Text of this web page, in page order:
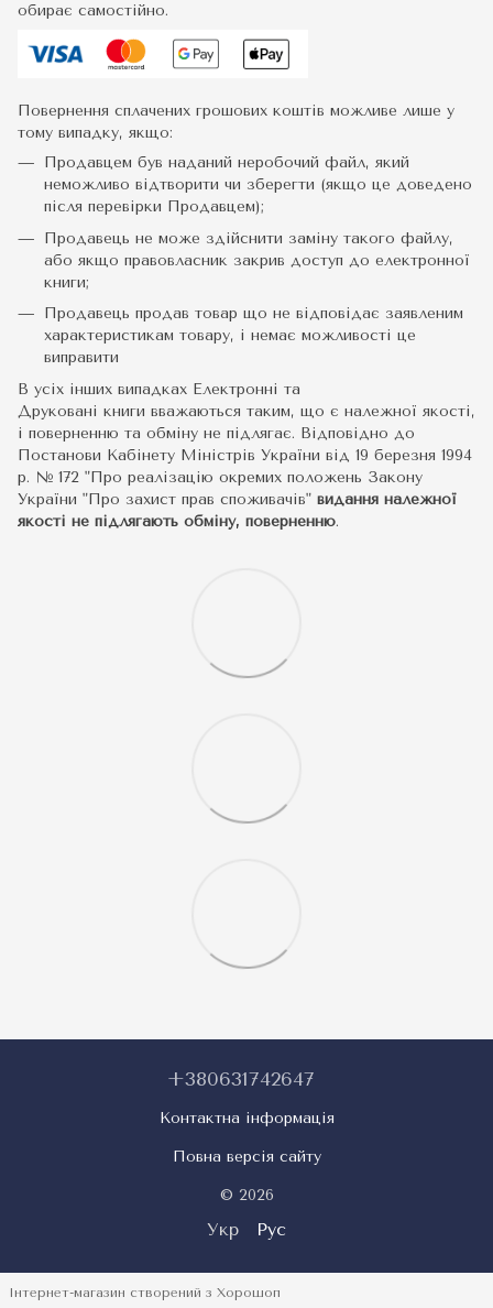
обирає самостійно.
Повернення сплачених грошових коштів можливе лише у
тому випадку, якщо:
Продавцем був наданий неробочий файл, який
неможливо відтворити чи зберегти (якщо це доведено
після перевірки Продавцем);
Продавець не може здійснити заміну такого файлу,
або якщо правовласник закрив доступ до електронної
книги;
Продавець продав товар що не відповідає заявленим
характеристикам товару, і немає можливості це
виправити
В усіх інших випадках Електронні та
Друковані книги вважаються таким, що є належної якості,
і поверненню та обміну не підлягає. Відповідно до
Постанови Кабінету Міністрів України від 19 березня 1994
р. № 172 "Про реалізацію окремих положень Закону
України "Про захист прав споживачів" видання належної
якості не підлягають обміну, поверненню.
+380631742647
Контактна інформація
Повна версія сайту
© 2026
Укр Рус
Інтернет-магазин створений з Хорошоп